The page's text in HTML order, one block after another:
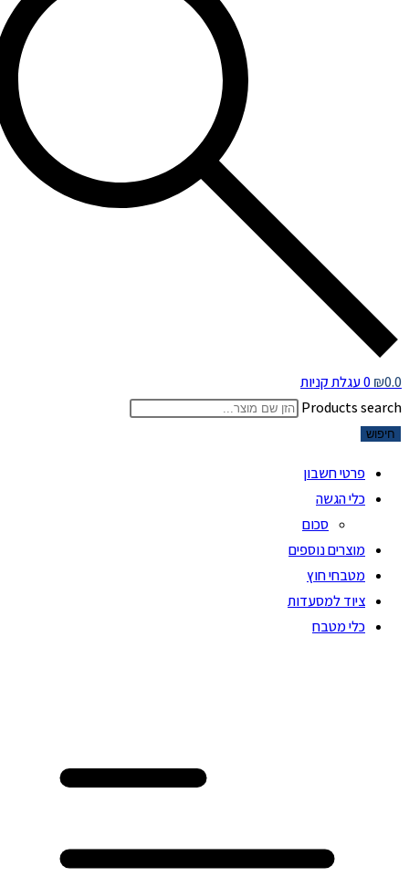
₪0.0
0 עגלת קניות
Products search
חיפוש
פרטי חשבון
כלי הגשה
סכום
מוצרים נוספים
מטבחי חוץ
ציוד למסעדות
כלי מטבח